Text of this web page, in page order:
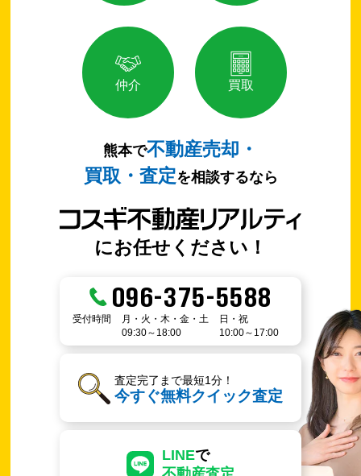
仲介 買取
熊本で不動産売却・
買取・査定を相談するなら
にお任せください！
096-375-5588
受付時間
月・火・木・金・土
09:30～18:00
日・祝
10:00～17:00
査定完了まで最短1分！
今すぐ無料クイック査定
LINEで